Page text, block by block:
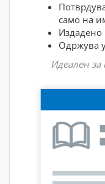
само на
Одржува
Идеален